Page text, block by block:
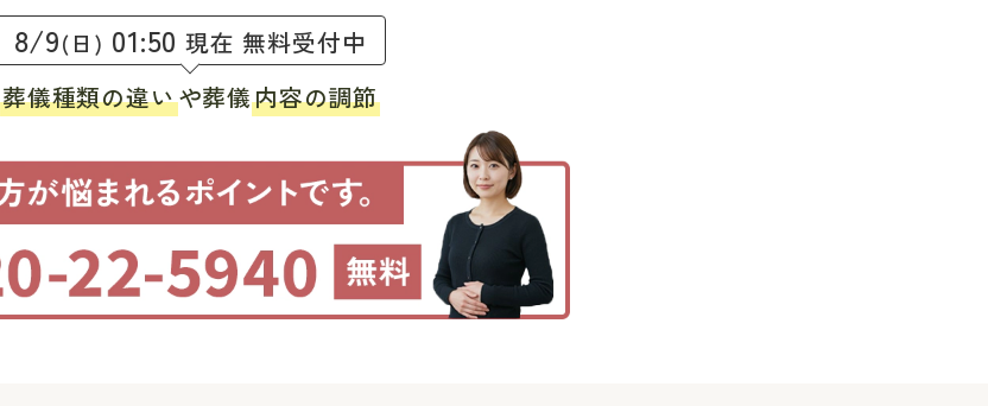
8/9(日) 01:50 現在 無料受付中
葬儀種類の違いや葬儀内容の調節